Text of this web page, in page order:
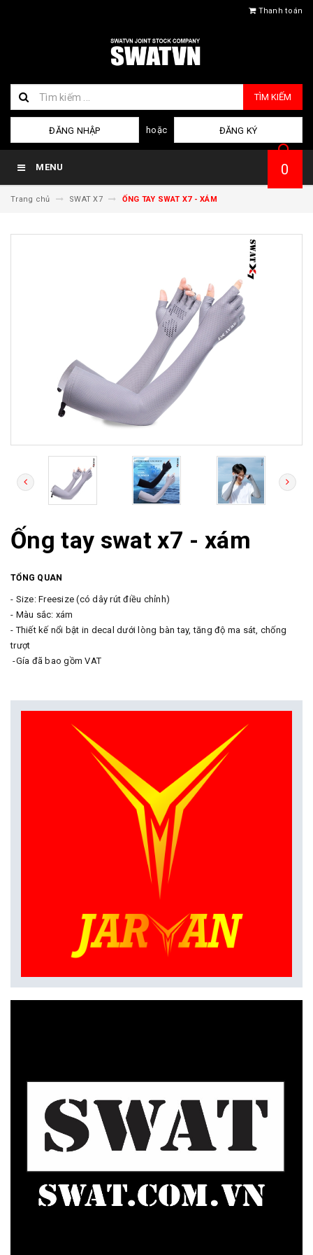
Thanh toán
TÌM KIẾM
ĐĂNG NHẬP hoặc ĐĂNG KÝ
MENU 0
Trang chủ SWAT X7 ỐNG TAY SWAT X7 - XÁM
Ống tay swat x7 - xám
TỔNG QUAN
- Size: Freesize (có dây rút điều chỉnh)
- Màu sắc: xám
- Thiết kế nổi bật in decal dưới lòng bàn tay, tăng độ ma sát, chống
trượt
-Gía đã bao gồm VAT